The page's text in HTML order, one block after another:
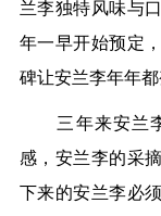
兰李独特风味与
年一早开始预定
碑让安兰李年年
三年来安兰李
感，安兰李的采
下来的安兰李必